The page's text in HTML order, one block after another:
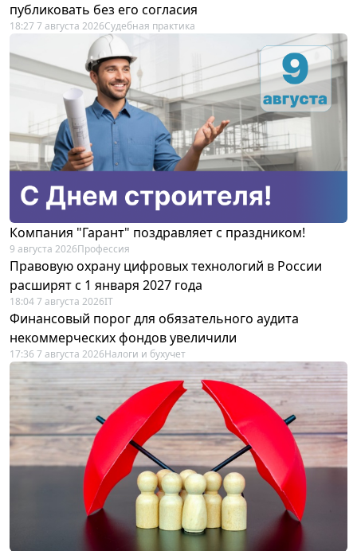
публиковать без его согласия
18:27 7 августа 2026Судебная практика
Компания "Гарант" поздравляет с праздником!
9 августа 2026Профессия
Правовую охрану цифровых технологий в России
расширят с 1 января 2027 года
18:04 7 августа 2026IT
Финансовый порог для обязательного аудита
некоммерческих фондов увеличили
17:36 7 августа 2026Налоги и бухучет